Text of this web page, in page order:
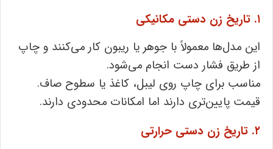
این مدل‌ها معمولاً با جوهر یا ریبون کار می‌کنند و چاپ
از طریق فشار دست انجام می‌شود.
مناسب برای چاپ روی لیبل، کاغذ یا سطوح صاف.
قیمت پایین‌تری دارند اما امکانات محدودی دارند.